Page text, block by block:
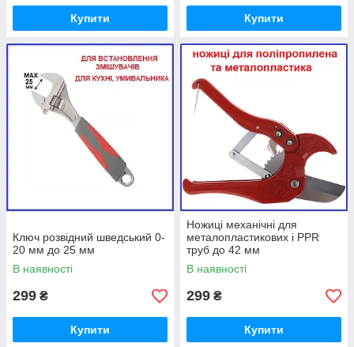
Купити Купити
Ключ розвідний шведський 0-
20 мм до 25 мм
В наявності
299 ₴
Купити
Ножиці механічні для
металопластикових і PPR
труб до 42 мм
В наявності
299 ₴
Купити